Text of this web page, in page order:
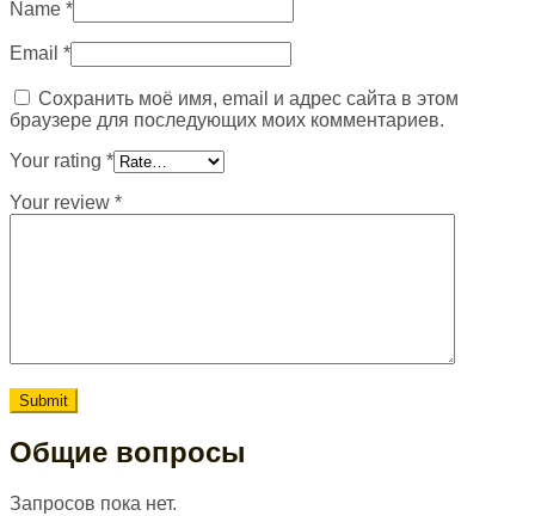
Name *
Email *
Сохранить моё имя, email и адрес сайта в этом
браузере для последующих моих комментариев.
Your rating *
Your review *
Общие вопросы
Запросов пока нет.